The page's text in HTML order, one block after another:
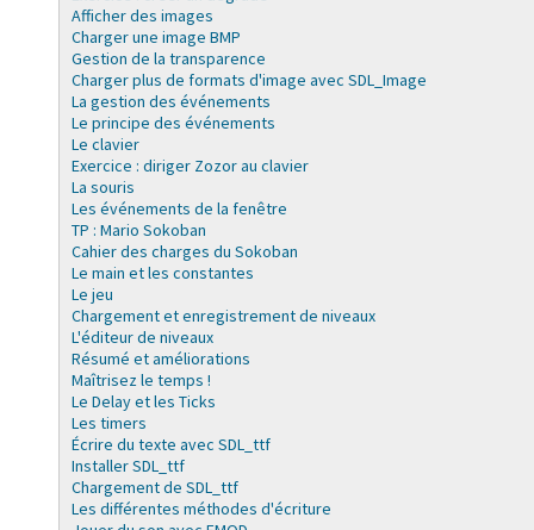
Afficher des images
Charger une image BMP
Gestion de la transparence
Charger plus de formats d'image avec SDL_Image
La gestion des événements
Le principe des événements
Le clavier
Exercice : diriger Zozor au clavier
La souris
Les événements de la fenêtre
TP : Mario Sokoban
Cahier des charges du Sokoban
Le main et les constantes
Le jeu
Chargement et enregistrement de niveaux
L'éditeur de niveaux
Résumé et améliorations
Maîtrisez le temps !
Le Delay et les Ticks
Les timers
Écrire du texte avec SDL_ttf
Installer SDL_ttf
Chargement de SDL_ttf
Les différentes méthodes d'écriture